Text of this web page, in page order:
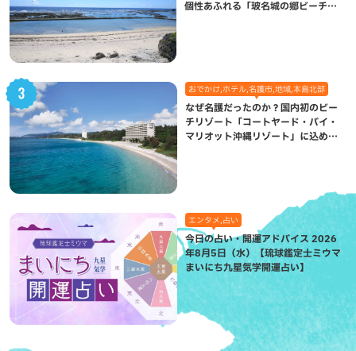
個性あふれる「玻名城の郷ビーチ」
おでかけ,ホテル,名護市,地域,本島北部
なぜ名護だったのか？国内初のビー
チリゾート「コートヤード・バイ・
マリオット沖縄リゾート」に込めら
エンタメ,占い
今日の占い・開運アドバイス 2026
年8月5日（水）【琉球鑑定士ミウマ
まいにち九星気学開運占い】